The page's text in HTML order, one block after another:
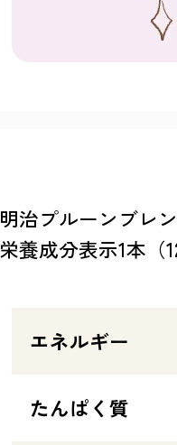
明治プルーンブレ
栄養成分表示1本（
エネルギー
たんぱく質